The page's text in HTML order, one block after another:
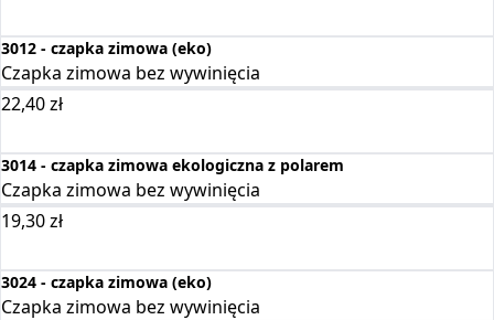
3012 - czapka zimowa (eko)
Czapka zimowa bez wywinięcia
22,40zł
3014 - czapka zimowa ekologiczna z polarem
Czapka zimowa bez wywinięcia
19,30zł
3024 - czapka zimowa (eko)
Czapka zimowa bez wywinięcia